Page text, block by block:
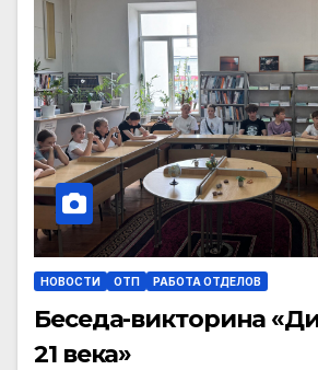
НОВОСТИ ОТП РАБОТА ОТДЕЛОВ
Беседа-викторина
21 века»